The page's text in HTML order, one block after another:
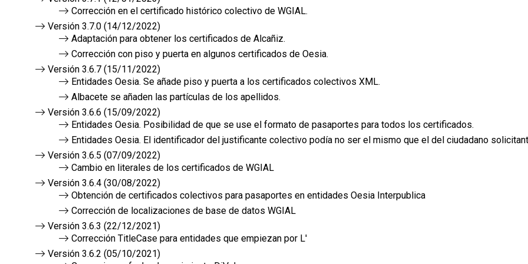
Corrección en el certificado histórico colectivo de WGIAL.
Versión 3.7.0 (14/12/2022)
Adaptación para obtener los certificados de Alcañiz.
Corrección con piso y puerta en algunos certificados de Oesia.
Versión 3.6.7 (15/11/2022)
Entidades Oesia. Se añade piso y puerta a los certificados colectivos XML.
Albacete se añaden las partículas de los apellidos.
Versión 3.6.6 (15/09/2022)
Entidades Oesia. Posibilidad de que se use el formato de pasaportes para todos los certificados.
Entidades Oesia. El identificador del justificante colectivo podía no ser el mismo que el del ciudadano
Versión 3.6.5 (07/09/2022)
Cambio en literales de los certificados de WGIAL
Versión 3.6.4 (30/08/2022)
Obtención de certificados colectivos para pasaportes en entidades Oesia Interpublica
Corrección de localizaciones de base de datos WGIAL
Versión 3.6.3 (22/12/2021)
Corrección TitleCase para entidades que empiezan por L'
Versión 3.6.2 (05/10/2021)